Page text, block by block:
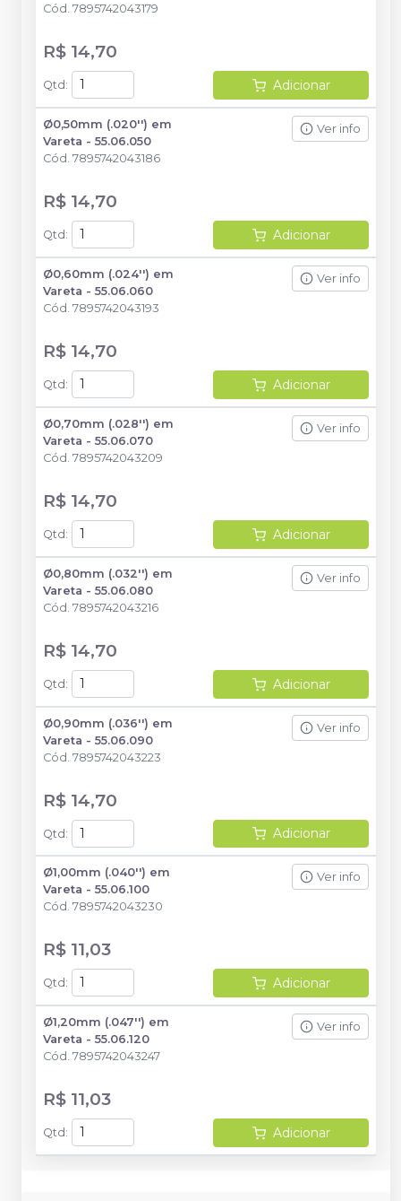
Cód. 7895742043179
R$ 14,70
Qtd : Adicionar
Ø0,50mm (.020'') em
Vareta - 55.06.050
Cód. 7895742043186
Ver info
R$ 14,70
Qtd : Adicionar
Ø0,60mm (.024'') em
Vareta - 55.06.060
Cód. 7895742043193
Ver info
R$ 14,70
Qtd : Adicionar
Ø0,70mm (.028'') em
Vareta - 55.06.070
Cód. 7895742043209
Ver info
R$ 14,70
Qtd : Adicionar
Ø0,80mm (.032'') em
Vareta - 55.06.080
Cód. 7895742043216
Ver info
R$ 14,70
Qtd: Adicionar
Ø0,90mm (.036'') em
Vareta - 55.06.090
Cód. 7895742043223
Ver info
R$ 14,70
Qtd: Adicionar
Ø1,00mm (.040'') em
Vareta - 55.06.100
Cód. 7895742043230
Ver info
R$ 11,03
Qtd : Adicionar
Ø1,20mm (.047'') em
Vareta - 55.06.120
Cód. 7895742043247
Ver info
R$ 11,03
Qtd : Adicionar